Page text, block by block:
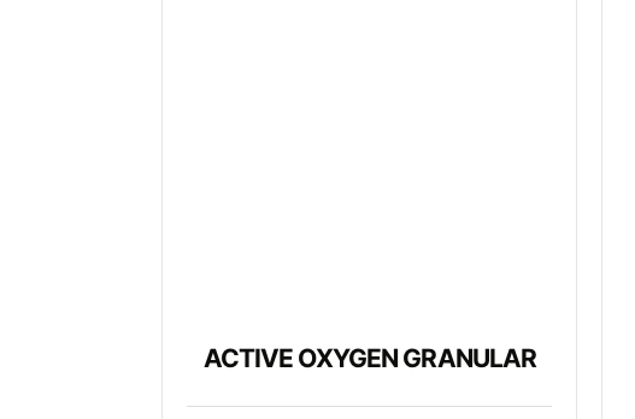
ACTIVE OXYGEN GRANULAR